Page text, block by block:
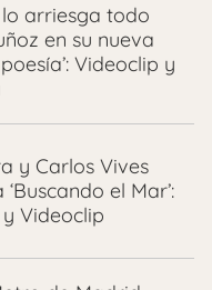
arriesga todo
en su nueva
Videoclip y
y Carlos Vives
el Mar’:
Videoclip